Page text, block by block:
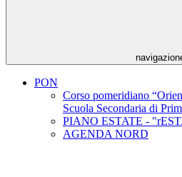
PON
Corso pomeridiano
Scuola Secondaria di
PIANO ESTATE -
AGENDA NORD